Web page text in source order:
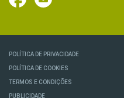
POLÍTICA DE PRIVACIDADE
POLÍTICA DE COOKIES
TERMOS E CONDIÇÕES
PUBLICIDADE